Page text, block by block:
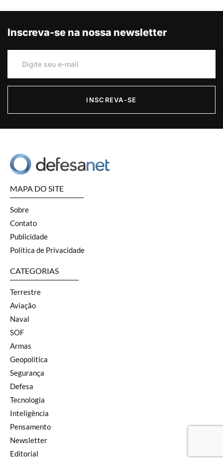
Inscreva-se na nossa newsletter
INSCREVA-SE
MAPA DO SITE
Sobre
Contato
Publicidade
Política de Privacidade
CATEGORIAS
Terrestre
Aviação
Naval
SOF
Armas
Geopolítica
Segurança
Defesa
Tecnologia
Inteligência
Pensamento
Newsletter
Editorial